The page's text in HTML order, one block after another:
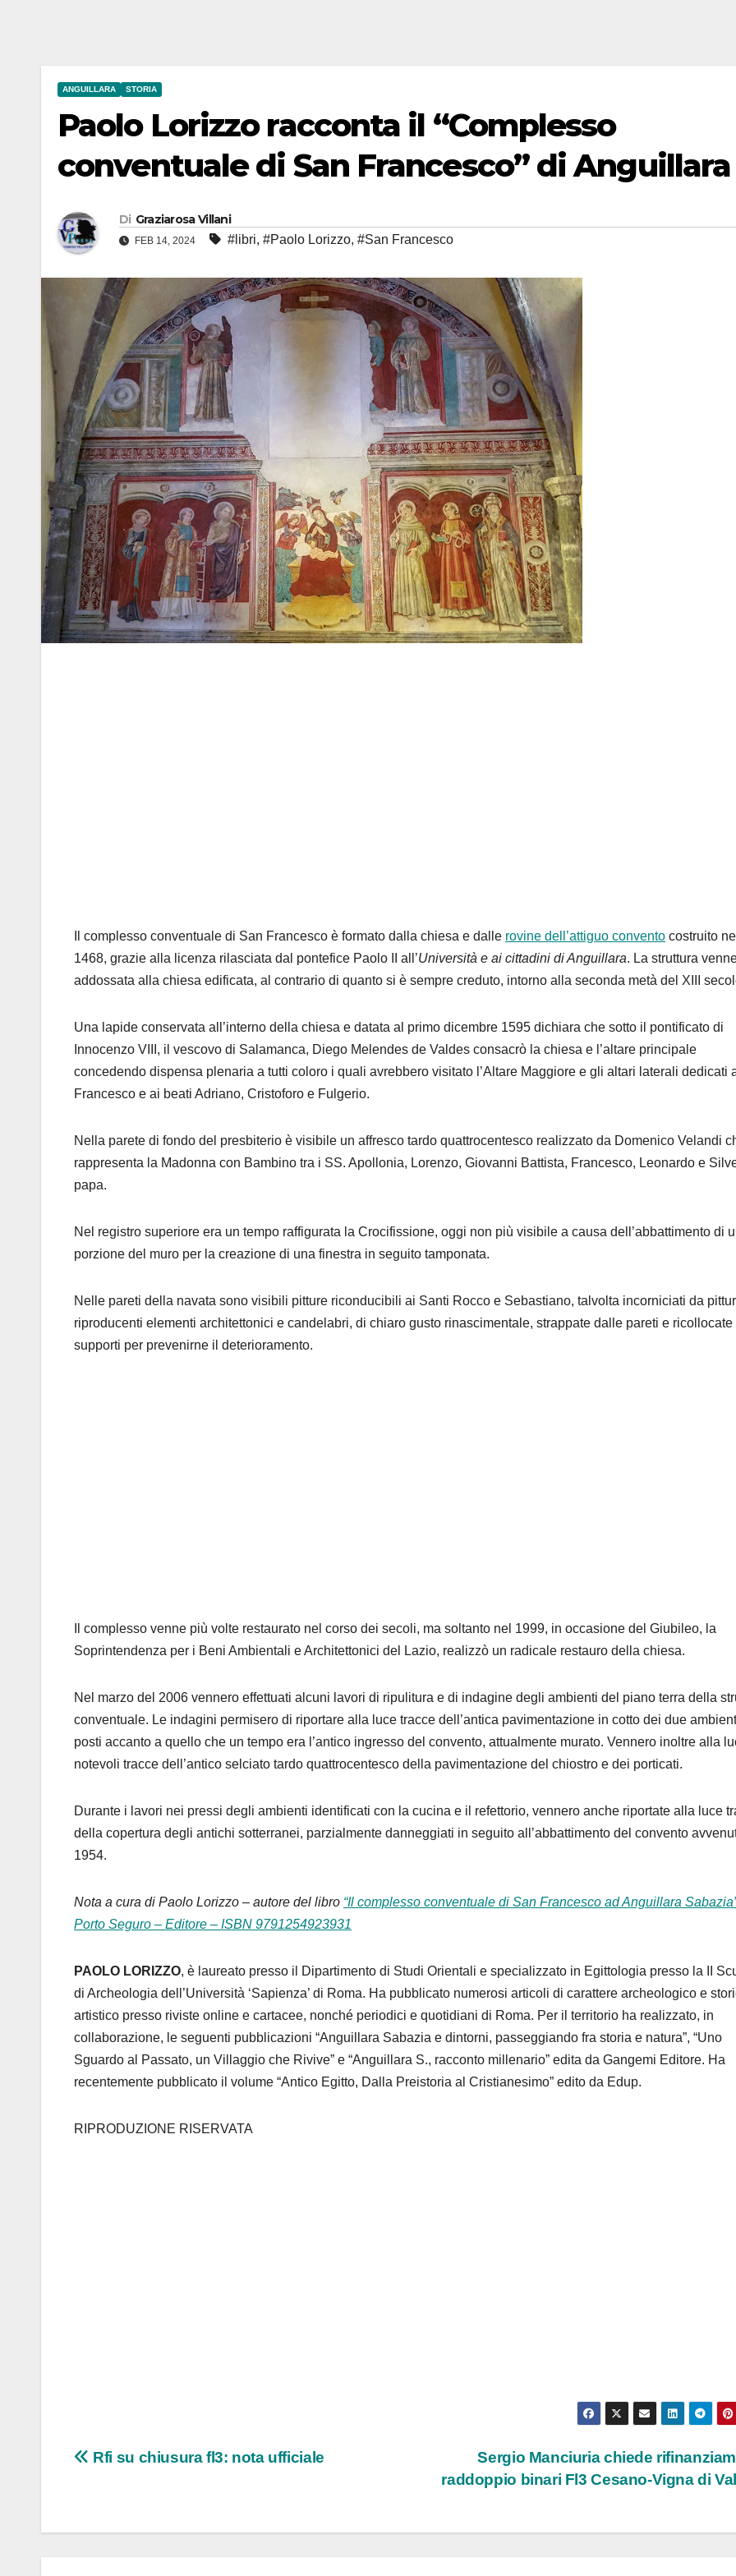
ANGUILLARA STORIA
Paolo Lorizzo racconta il “Complesso
conventuale di San Francesco” di Anguillara
Di Graziarosa Villani
FEB 14, 2024 #libri, #Paolo Lorizzo, #San Francesco
Il complesso conventuale di San Francesco è formato dalla chiesa e dalle rovine dell’attiguo convento costruito nel
1468, grazie alla licenza rilasciata dal pontefice Paolo II all’Università e ai cittadini di Anguillara. La struttura
addossata alla chiesa edificata, al contrario di quanto si è sempre creduto, intorno alla seconda metà del XIII
Una lapide conservata all’interno della chiesa e datata al primo dicembre 1595 dichiara che sotto il pontificato di
Innocenzo VIII, il vescovo di Salamanca, Diego Melendes de Valdes consacrò la chiesa e l’altare principale
concedendo dispensa plenaria a tutti coloro i quali avrebbero visitato l’Altare Maggiore e gli altari laterali dedicati
Francesco e ai beati Adriano, Cristoforo e Fulgerio.
Nella parete di fondo del presbiterio è visibile un affresco tardo quattrocentesco realizzato da Domenico Velandi
rappresenta la Madonna con Bambino tra i SS. Apollonia, Lorenzo, Giovanni Battista, Francesco, Leonardo e
papa.
Nel registro superiore era un tempo raffigurata la Crocifissione, oggi non più visibile a causa dell’abbattimento di
porzione del muro per la creazione di una finestra in seguito tamponata.
Nelle pareti della navata sono visibili pitture riconducibili ai Santi Rocco e Sebastiano, talvolta incorniciati da
riproducenti elementi architettonici e candelabri, di chiaro gusto rinascimentale, strappate dalle pareti e ricollocate
supporti per prevenirne il deterioramento.
Il complesso venne più volte restaurato nel corso dei secoli, ma soltanto nel 1999, in occasione del Giubileo, la
Soprintendenza per i Beni Ambientali e Architettonici del Lazio, realizzò un radicale restauro della chiesa.
Nel marzo del 2006 vennero effettuati alcuni lavori di ripulitura e di indagine degli ambienti del piano terra della
conventuale. Le indagini permisero di riportare alla luce tracce dell’antica pavimentazione in cotto dei due
posti accanto a quello che un tempo era l’antico ingresso del convento, attualmente murato. Vennero inoltre alla
notevoli tracce dell’antico selciato tardo quattrocentesco della pavimentazione del chiostro e dei porticati.
Durante i lavori nei pressi degli ambienti identificati con la cucina e il refettorio, vennero anche riportate alla luce
della copertura degli antichi sotterranei, parzialmente danneggiati in seguito all’abbattimento del convento
1954.
Nota a cura di Paolo Lorizzo – autore del libro “Il complesso conventuale di San Francesco ad Anguillara
Porto Seguro – Editore – ISBN 9791254923931
PAOLO LORIZZO, è laureato presso il Dipartimento di Studi Orientali e specializzato in Egittologia presso la II
di Archeologia dell’Università ‘Sapienza’ di Roma. Ha pubblicato numerosi articoli di carattere archeologico e
artistico presso riviste online e cartacee, nonché periodici e quotidiani di Roma. Per il territorio ha realizzato, in
collaborazione, le seguenti pubblicazioni “Anguillara Sabazia e dintorni, passeggiando fra storia e natura”, “Uno
Sguardo al Passato, un Villaggio che Rivive” e “Anguillara S., racconto millenario” edita da Gangemi Editore. Ha
recentemente pubblicato il volume “Antico Egitto, Dalla Preistoria al Cristianesimo” edito da Edup.
RIPRODUZIONE RISERVATA
Navigazione
Sergio Manciuria chiede
raddoppio binari Fl3 Cesano-Vigna di
Rfi su chiusura fl3: nota ufficiale